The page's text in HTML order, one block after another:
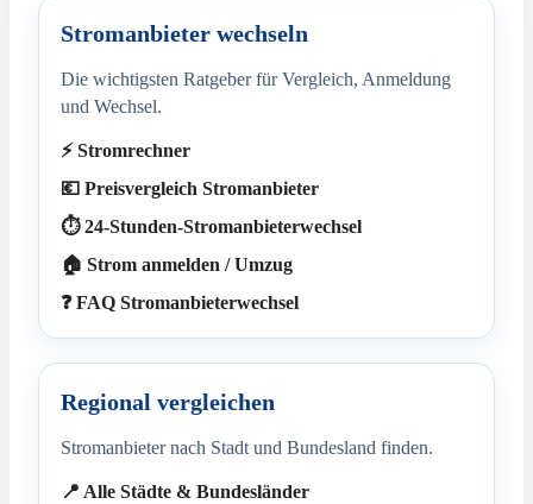
Stromanbieter wechseln
Die wichtigsten Ratgeber für Vergleich, Anmeldung
und Wechsel.
⚡ Stromrechner
💶 Preisvergleich Stromanbieter
⏱️ 24-Stunden-Stromanbieterwechsel
🏠 Strom anmelden / Umzug
❓ FAQ Stromanbieterwechsel
Regional vergleichen
Stromanbieter nach Stadt und Bundesland finden.
📍 Alle Städte & Bundesländer